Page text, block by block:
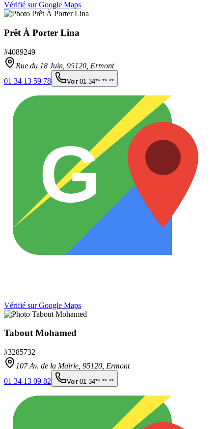
Vérifié sur Google Maps
Prêt À Porter Lina
#4089249
Rue du 18 Juin, 95120 Ermont
01 34 13 59 78
Voir 01 34** ** **
G
Vérifié sur Google Maps
Tabout Mohamed
#3285732
107 Av. de la Mairie, 95120 Ermont
01 34 13 09 82
Voir 01 34** ** **